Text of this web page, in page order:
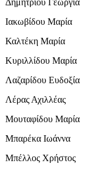
Ιακωβίδου Μαρία
Καλτέκη Μαρία
Κυριλλίδου Μαρία
Λαζαρίδου Ευδοξία
Λέρας Αχιλλέας
Μουταφίδου Μαρία
Μπαρέκα Ιωάννα
Μπέλλος Χρήστος